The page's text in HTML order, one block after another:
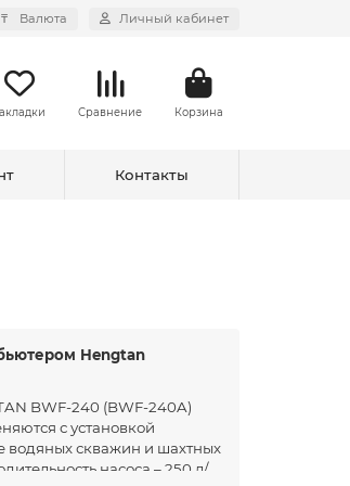
₸ Валюта Личный кабинет
Сравнение Корзина
Контакты
Hengtan
BWF-240 (BWF-240A)
с установкой
водяных скважин и шахтных
насоса – 250 л/